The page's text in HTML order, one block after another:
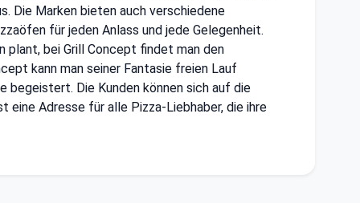
Die Marken bieten auch verschiedene
für jeden Anlass und jede Gelegenheit.
plant, bei Grill Concept findet man den
kann man seiner Fantasie freien Lauf
begeistert. Die Kunden können sich auf die
eine Adresse für alle Pizza-Liebhaber, die ihre